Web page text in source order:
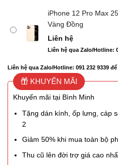
iPhone 12 Pro Max
Vàng Đồng
Liên hệ
Liên hệ qua Zalo/Hotline:
Liên hệ qua Zalo/Hotline: 091 232 9339
KHUYẾN MÃI
Khuyến mãi tại Bình Minh
Tặng dán kính, ốp lưng, cáp
2
Giảm 50% khi mua toàn bộ
Thu cũ lên đời trợ giá cao